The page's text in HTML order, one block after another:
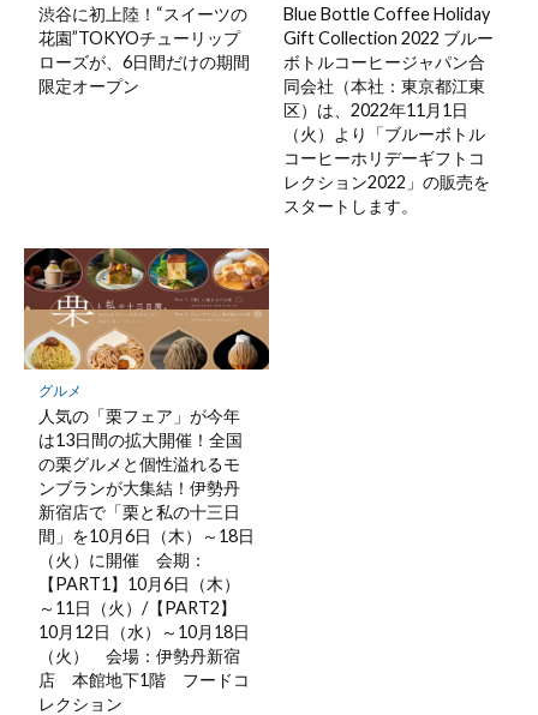
渋谷に初上陸！“スイーツの
花園”TOKYOチューリップ
ローズが、6日間だけの期間
限定オープン
Blue Bottle Coffee Holiday
Gift Collection 2022 ブルー
ボトルコーヒージャパン合
同会社（本社：東京都江東
区）は、2022年11月1日
（火）より「ブルーボトル
コーヒーホリデーギフトコ
レクション2022」の販売を
スタートします。
グルメ
人気の「栗フェア」が今年
は13日間の拡大開催！全国
の栗グルメと個性溢れるモ
ンブランが大集結！伊勢丹
新宿店で「栗と私の十三日
間」を10月6日（木）～18日
（火）に開催 会期：
【PART1】10月6日（木）
～11日（火）/【PART2】
10月12日（水）～10月18日
（火） 会場：伊勢丹新宿
店 本館地下1階 フードコ
レクション